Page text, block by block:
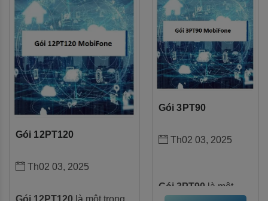
bạn không chỉ được cung
cấp một lượng data ổn định
mà còn có thêm phút gọi
miễn phí.
bạn không chỉ được
cung cấp một lượng
data ổn định mà còn
có thêm phút gọi miễn
phí.
Gói 12PT120
Th02 03, 2025
Gói 12PT120 là một trong
Gói 3PT90
Th02 03, 2025
Gói 3PT90 là một